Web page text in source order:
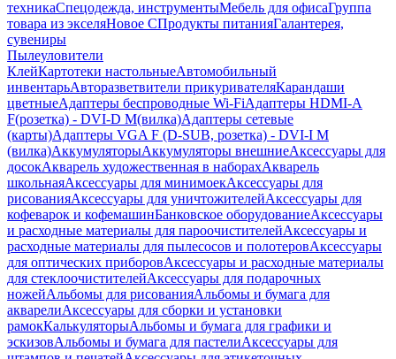
техникаСпецодежда, инструментыМебель для офисаГруппа
товара из экселяНовое СПродукты питанияГалантерея,
сувениры
Пылеуловители
КлейКартотеки настольныеАвтомобильный
инвентарьАвторазветвители прикуривателяКарандаши
цветныеАдаптеры беспроводные Wi-FiАдаптеры HDMI-A
F(розетка) - DVI-D M(вилка)Адаптеры сетевые
(карты)Адаптеры VGA F (D-SUB, розетка) - DVI-I M
(вилка)АккумуляторыАккумуляторы внешниеАксессуары для
досокАкварель художественная в наборахАкварель
школьнаяАксессуары для минимоекАксессуары для
рисованияАксессуары для уничтожителейАксессуары для
кофеварок и кофемашинБанковское оборудованиеАксессуары
и расходные материалы для пароочистителейАксессуары и
расходные материалы для пылесосов и полотеровАксессуары
для оптических приборовАксессуары и расходные материалы
для стеклоочистителейАксессуары для подарочных
ножейАльбомы для рисованияАльбомы и бумага для
акварелиАксессуары для сборки и установки
рамокКалькуляторыАльбомы и бумага для графики и
эскизовАльбомы и бумага для пастелиАксессуары для